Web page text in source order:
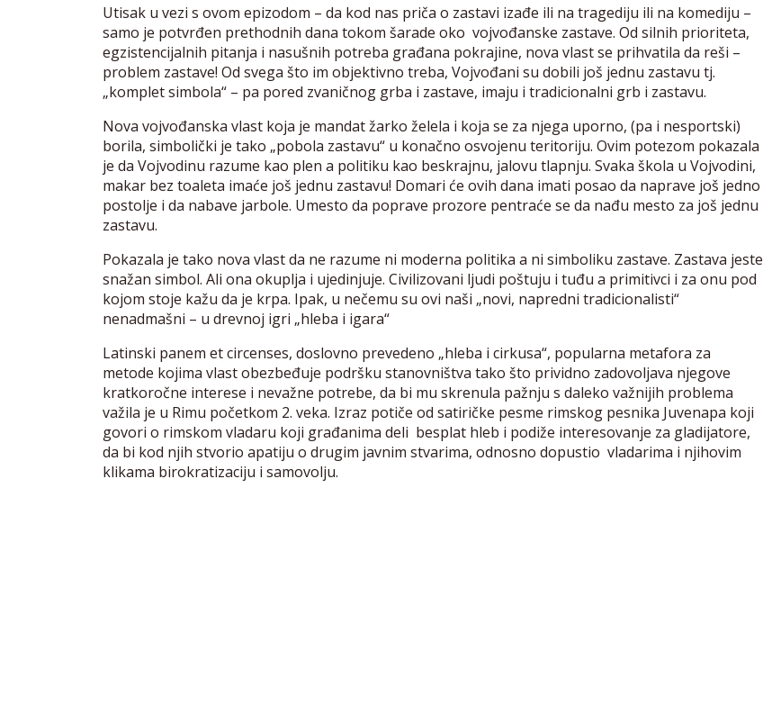
Utisak u vezi s ovom epizodom – da kod nas priča o zastavi izađe ili na tragediju ili na komediju –
samo je potvrđen prethodnih dana tokom šarade oko vojvođanske zastave. Od silnih prioriteta,
egzistencijalnih pitanja i nasušnih potreba građana pokrajine, nova vlast se prihvatila da reši –
problem zastave! Od svega što im objektivno treba, Vojvođani su dobili još jednu zastavu tj.
„komplet simbola“ – pa pored zvaničnog grba i zastave, imaju i tradicionalni grb i zastavu.
Nova vojvođanska vlast koja je mandat žarko želela i koja se za njega uporno, (pa i nesportski)
borila, simbolički je tako „pobola zastavu“ u konačno osvojenu teritoriju. Ovim potezom pokazala
je da Vojvodinu razume kao plen a politiku kao beskrajnu, jalovu tlapnju. Svaka škola u Vojvodini,
makar bez toaleta imaće još jednu zastavu! Domari će ovih dana imati posao da naprave još jedno
postolje i da nabave jarbole. Umesto da poprave prozore pentraće se da nađu mesto za još jednu
zastavu.
Pokazala je tako nova vlast da ne razume ni moderna politika a ni simboliku zastave. Zastava jeste
snažan simbol. Ali ona okuplja i ujedinjuje. Civilizovani ljudi poštuju i tuđu a primitivci i za onu pod
kojom stoje kažu da je krpa. Ipak, u nečemu su ovi naši „novi, napredni tradicionalisti“
nenadmašni – u drevnoj igri „hleba i igara“
Latinski panem et circenses, doslovno prevedeno „hleba i cirkusa“, popularna metafora za
metode kojima vlast obezbeđuje podršku stanovništva tako što prividno zadovoljava njegove
kratkoročne interese i nevažne potrebe, da bi mu skrenula pažnju s daleko važnijih problema
važila je u Rimu početkom 2. veka. Izraz potiče od satiričke pesme rimskog pesnika Juvenapa koji
govori o rimskom vladaru koji građanima deli besplat hleb i podiže interesovanje za gladijatore,
da bi kod njih stvorio apatiju o drugim javnim stvarima, odnosno dopustio vladarima i njihovim
klikama birokratizaciju i samovolju.